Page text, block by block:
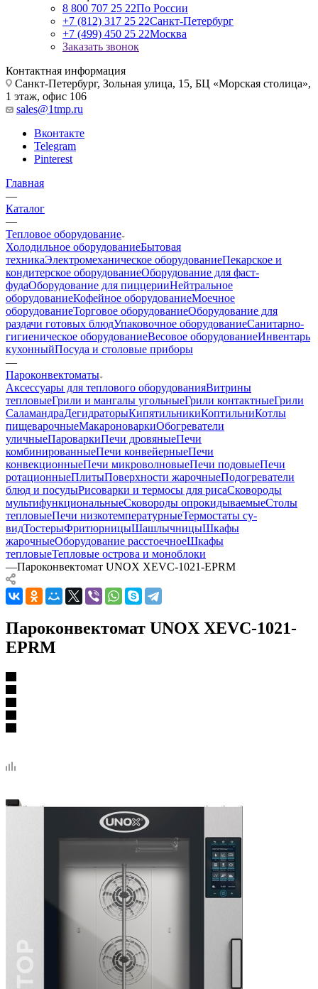
8 800 707 25 22По России
+7 (812) 317 25 22Санкт-Петербург
+7 (499) 450 25 22Москва
Заказать звонок
Контактная информация
Санкт-Петербург, Зольная улица, 15, БЦ «Морская столица»,
1 этаж, офис 106
sales@1tmp.ru
Вконтакте
Telegram
Pinterest
Главная
—
Каталог
—
Тепловое оборудование
Холодильное оборудованиеБытовая
техникаЭлектромеханическое оборудованиеПекарское и
кондитерское оборудованиеОборудование для фаст-
фудаОборудование для пиццерииНейтральное
оборудованиеКофейное оборудованиеМоечное
оборудованиеТорговое оборудованиеОборудование для
раздачи готовых блюдУпаковочное оборудованиеСанитарно-
гигиеническое оборудованиеВесовое оборудованиеИнвентарь
кухонныйПосуда и столовые приборы
—
Пароконвектоматы
Аксессуары для теплового оборудованияВитрины
тепловыеГрили и мангалы угольныеГрили контактныеГрили
СаламандраДегидраторыКипятильникиКоптильниКотлы
пищеварочныеМакароноваркиОбогреватели
уличныеПароваркиПечи дровяныеПечи
комбинированныеПечи конвейерныеПечи
конвекционныеПечи микроволновыеПечи подовыеПечи
ротационныеПлитыПоверхности жарочныеПодогреватели
блюд и посудыРисоварки и термосы для рисаСковороды
мультифункциональныеСковороды опрокидываемыеСтолы
тепловыеПечи низкотемпературныеТермостаты су-
видТостерыФритюрницыШашлычницыШкафы
жарочныеОборудование расстоечноеШкафы
тепловыеТепловые острова и моноблоки
—Пароконвектомат UNOX XEVC-1021-EPRM
Пароконвектомат UNOX XEVC-1021-
EPRM